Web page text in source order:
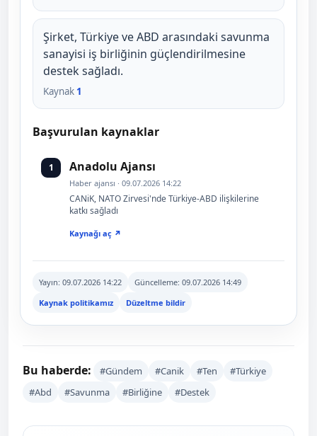
Şirket, Türkiye ve ABD arasındaki savunma
sanayisi iş birliğinin güçlendirilmesine
destek sağladı.
Kaynak 1
Başvurulan kaynaklar
1 Anadolu Ajansı
Haber ajansı · 09.07.2026 14:22
CANiK, NATO Zirvesi'nde Türkiye-ABD ilişkilerine
katkı sağladı
Kaynağı aç ↗
Yayın: 09.07.2026 14:22 Güncelleme: 09.07.2026 14:49
Kaynak politikamız
Düzeltme bildir
Bu haberde: #Gündem #Canik #Ten
#Türkiye
#Abd
#Savunma #Birliğine #Destek